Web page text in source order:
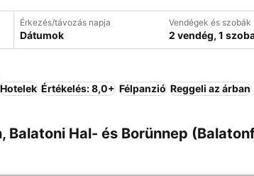
Érkezés/távozás napja
Dátumok
Vendégek és szobák
2 vendég, 1
Hotelek Értékelés: 8,0+ Félpanzió Reggeli az árban
Balatoni Hal- és Borünnep